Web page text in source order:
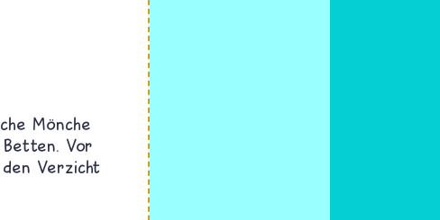
Mönche
Vor
Verzicht